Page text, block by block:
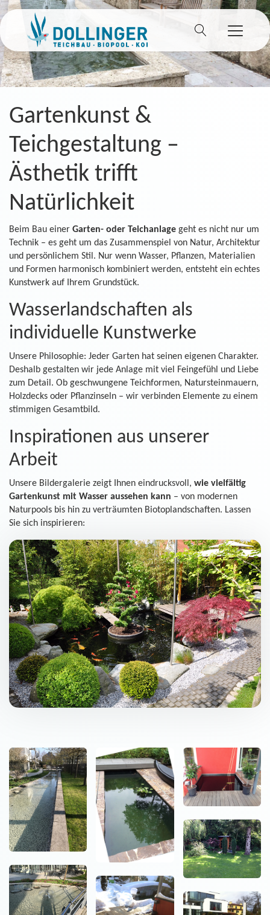
Gartenkunst &
Teichgestaltung –
Ästhetik trifft
Natürlichkeit
Beim Bau einer Garten- oder Teichanlage geht es nicht nur um
Technik – es geht um das Zusammenspiel von Natur, Architektur
und persönlichem Stil. Nur wenn Wasser, Pflanzen, Materialien
und Formen harmonisch kombiniert werden, entsteht ein echtes
Kunstwerk auf Ihrem Grundstück.
Wasserlandschaften als
individuelle Kunstwerke
Unsere Philosophie: Jeder Garten hat seinen eigenen Charakter.
Deshalb gestalten wir jede Anlage mit viel Feingefühl und Liebe
zum Detail. Ob geschwungene Teichformen, Natursteinmauern,
Holzdecks oder Pflanzinseln – wir verbinden Elemente zu einem
stimmigen Gesamtbild.
Inspirationen aus unserer
Arbeit
Unsere Bildergalerie zeigt Ihnen eindrucksvoll, wie vielfältig
Gartenkunst mit Wasser aussehen kann – von modernen
Naturpools bis hin zu verträumten Biotoplandschaften. Lassen
Sie sich inspirieren: